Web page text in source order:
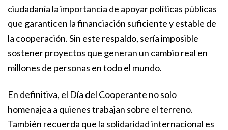
ciudadanía la importancia de apoyar políticas públicas
que garanticen la financiación suficiente y estable de
la cooperación. Sin este respaldo, sería imposible
sostener proyectos que generan un cambio real en
millones de personas en todo el mundo.
En definitiva, el Día del Cooperante no solo
homenajea a quienes trabajan sobre el terreno.
También recuerda que la solidaridad internacional es